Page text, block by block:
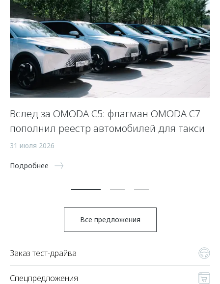
Вслед за OMODA C5: флагман OMODA C7
пополнил реестр автомобилей для такси
31 июля 2026
Подробнее
Все предложения
Заказ тест-драйва
Спецпредложения